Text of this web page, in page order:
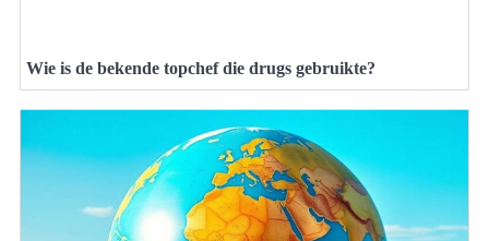
Wie is de bekende topchef die drugs gebruikte?